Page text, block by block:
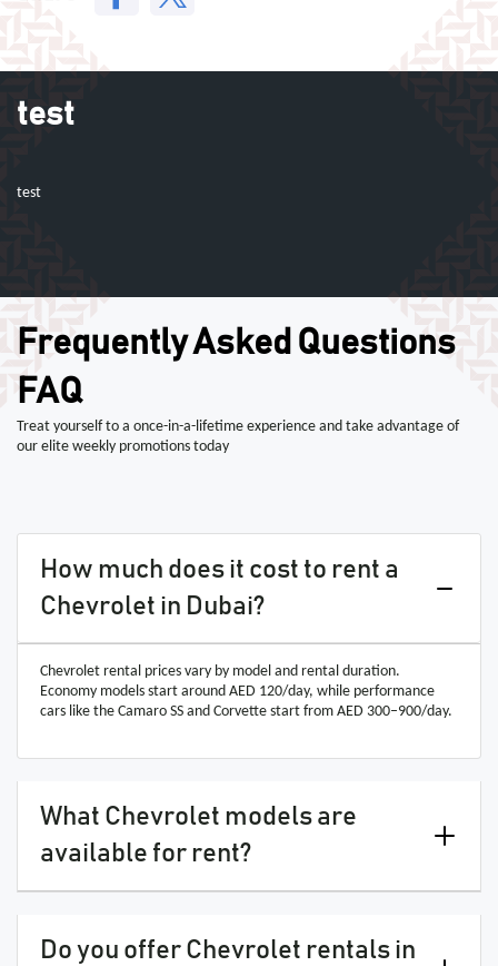
test
test
Frequently Asked Questions
FAQ
Treat yourself to a once-in-a-lifetime experience and take advantage of
our elite weekly promotions today
How much does it cost to rent a
Chevrolet in Dubai?
Chevrolet rental prices vary by model and rental duration.
Economy models start around AED 120/day, while performance
cars like the Camaro SS and Corvette start from AED 300–900/day.
What Chevrolet models are
available for rent?
Do you offer Chevrolet rentals in